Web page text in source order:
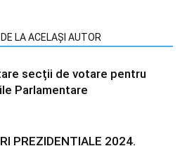
DE LA ACELAȘI AUTOR
secții de votare pentru
Parlamentare
PREZIDENȚIALE 2024.